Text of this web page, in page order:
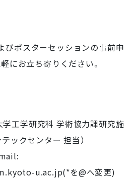
スターセッションの事前申
にお立ち寄りください。
合わせ先】
究科 学術協力課研究施
ンテックセンター 担当）
u.ac.jp(*を@へ変更)